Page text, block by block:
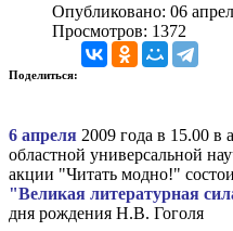
Опубликовано: 06
Просмотров: 1372
Поделиться:
6 апреля 2009 года в 15.00 в
областной универсальной
акции "Читать модно!"
"Великая литературная
дня рождения Н.В. Гоголя